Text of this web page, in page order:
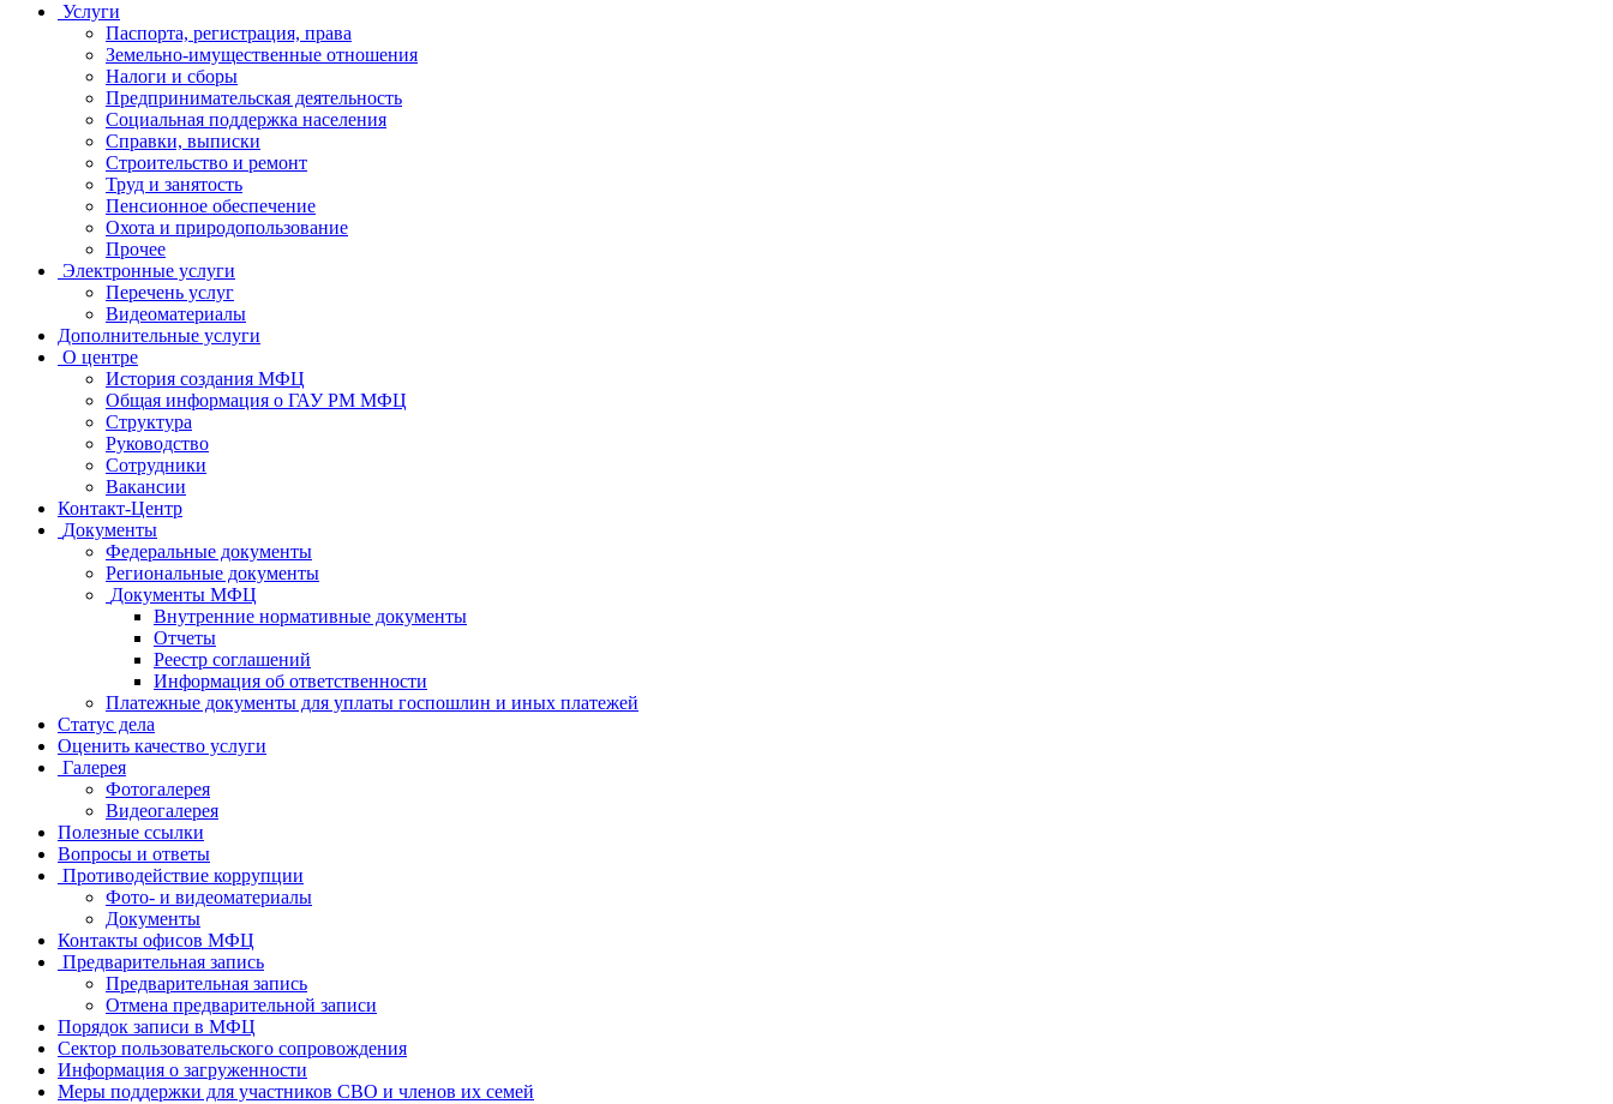
Услуги
Паспорта, регистрация, права
Земельно-имущественные отношения
Налоги и сборы
Предпринимательская деятельность
Социальная поддержка населения
Справки, выписки
Строительство и ремонт
Труд и занятость
Пенсионное обеспечение
Охота и природопользование
Прочее
Электронные услуги
Перечень услуг
Видеоматериалы
Дополнительные услуги
О центре
История создания МФЦ
Общая информация о ГАУ РМ МФЦ
Структура
Руководство
Сотрудники
Вакансии
Контакт-Центр
Документы
Федеральные документы
Региональные документы
Документы МФЦ
Внутренние нормативные документы
Отчеты
Реестр соглашений
Информация об ответственности
Платежные документы для уплаты госпошлин и иных платежей
Статус дела
Оценить качество услуги
Галерея
Фотогалерея
Видеогалерея
Полезные ссылки
Вопросы и ответы
Противодействие коррупции
Фото- и видеоматериалы
Документы
Контакты офисов МФЦ
Предварительная запись
Предварительная запись
Отмена предварительной записи
Порядок записи в МФЦ
Сектор пользовательского сопровождения
Информация о загруженности
Меры поддержки для участников СВО и членов их семей